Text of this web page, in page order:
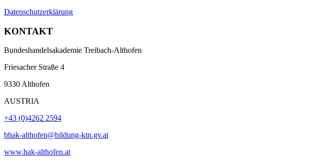
Datenschutzerklärung
KONTAKT
Bundeshandelsakademie Treibach-Althofen
Friesacher Straße 4
9330 Althofen
AUSTRIA
+43 (0)4262 2594
bhak-althofen@bildung-ktn.gv.at
www.hak-althofen.at